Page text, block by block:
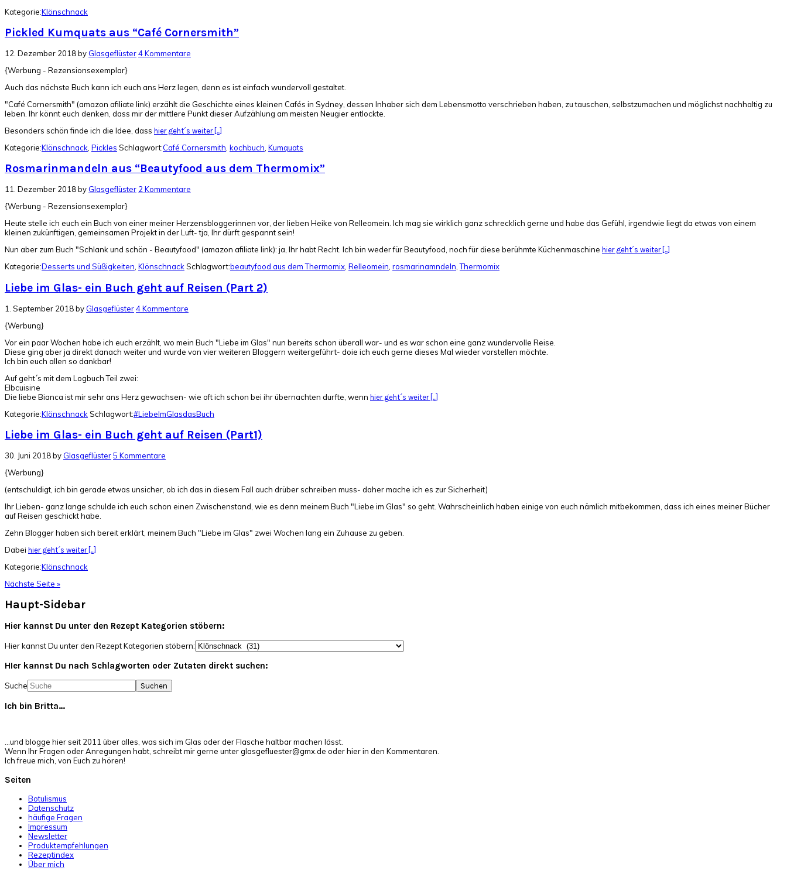
Kategorie:Klönschnack
Pickled Kumquats aus “Café Cornersmith”
12. Dezember 2018by Glasgeflüster4 Kommentare
{Werbung - Rezensionsexemplar}
Auch das nächste Buch kann ich euch ans Herz legen, denn es ist einfach wundervoll gestaltet.
"Café Cornersmith" (amazon afiliate link) erzählt die Geschichte eines kleinen Cafés in Sydney, dessen Inhaber sich dem Lebensmotto verschrieben haben, zu tauschen, selbstzumachen und möglichst nachhaltig zu
leben. Ihr könnt euch denken, dass mir der mittlere Punkt dieser Aufzählung am meisten Neugier entlockte.
Besonders schön finde ich die Idee, dass hier geht´s weiter [...]
Kategorie:Klönschnack Pickles Schlagwort:Café Cornersmith kochbuch Kumquats
Rosmarinmandeln aus “Beautyfood aus dem Thermomix”
11. Dezember 2018by Glasgeflüster 2 Kommentare
{Werbung - Rezensionsexemplar}
Heute stelle ich euch ein Buch von einer meiner Herzensbloggerinnen vor, der lieben Heike von Relleomein. Ich mag sie wirklich ganz schrecklich gerne und habe das Gefühl, irgendwie liegt da etwas von einem
kleinen zukünftigen, gemeinsamen Projekt in der Luft- tja, Ihr dürft gespannt sein!
Nun aber zum Buch "Schlank und schön - Beautyfood" (amazon afiliate link): ja, Ihr habt Recht. Ich bin weder für Beautyfood, noch für diese berühmte Küchenmaschine hier geht´s weiter [...]
Kategorie:Desserts und Süßigkeiten, KlönschnackSchlagwort:beautyfood aus dem Thermomix, Relleomein, rosmarinamndeln,Thermomix
Liebe im Glas- ein Buch geht auf Reisen (Part 2)
1. September 2018by Glasgeflüster4 Kommentare
{Werbung}
Vor ein paar Wochen habe ich euch erzählt, wo mein Buch "Liebe im Glas" nun bereits schon überall war- und es war schon eine ganz wundervolle Reise.
Diese ging aber ja direkt danach weiter und wurde von vier weiteren Bloggern weitergeführt- doie ich euch gerne dieses Mal wieder vorstellen möchte.
Ich bin euch allen so dankbar!
Auf geht´s mit dem Logbuch Teil zwei:
Elbcuisine
Die liebe Bianca ist mir sehr ans Herz gewachsen- wie oft ich schon bei ihr übernachten durfte, wenn hier geht´s weiter [...]
Kategorie:Klönschnack Schlagwort:#LiebeImGlasdasBuch
Liebe im Glas- ein Buch geht auf Reisen (Part1)
30. Juni 2018by Glasgeflüster5 Kommentare
{Werbung}
(entschuldigt, ich bin gerade etwas unsicher, ob ich das in diesem Fall auch drüber schreiben muss- daher mache ich es zur Sicherheit)
Ihr Lieben- ganz lange schulde ich euch schon einen Zwischenstand, wie es denn meinem Buch "Liebe im Glas" so geht. Wahrscheinlich haben einige von euch nämlich mitbekommen, dass ich eines meiner Bücher
auf Reisen geschickt habe.
Zehn Blogger haben sich bereit erklärt, meinem Buch "Liebe im Glas" zwei Wochen lang ein Zuhause zu geben.
Dabei hier geht´s weiter [...]
Kategorie:Klönschnack
Nächste Seite »
Haupt-Sidebar
Hier kannst Du unter den Rezept Kategorien stöbern:
Hier kannst Du unter den Rezept Kategorien stöbern:
HIer kannst Du nach Schlagworten oder Zutaten direkt suchen:
Suche
Ich bin Britta…
…und blogge hier seit 2011 über alles, was sich im Glas oder der Flasche haltbar machen lässt.
Wenn Ihr Fragen oder Anregungen habt, schreibt mir gerne unter glasgefluester@gmx.de oder hier in den Kommentaren.
Ich freue mich, von Euch zu hören!
Seiten
Botulismus
Datenschutz
häufige Fragen
Impressum
Newsletter
Produktempfehlungen
Rezeptindex
Über mich